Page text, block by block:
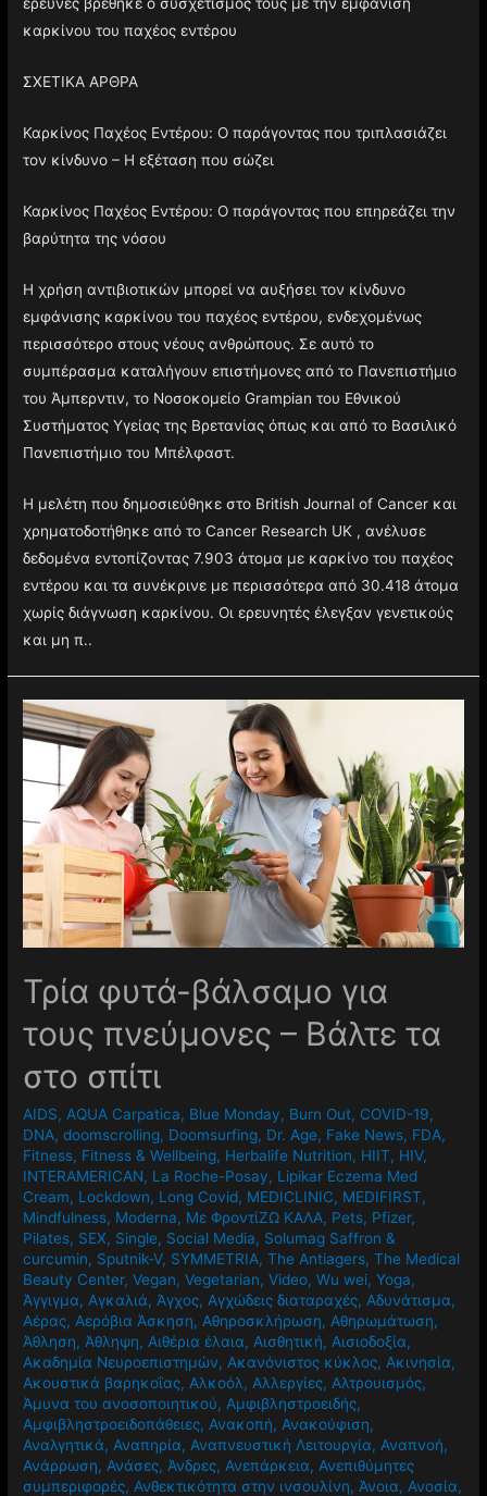
έρευνες βρέθηκε ο συσχετισμός τους με την εμφάνιση
καρκίνου του παχέος εντέρου
ΣΧΕΤΙΚΑ ΑΡΘΡΑ
Καρκίνος Παχέος Εντέρου: Ο παράγοντας που τριπλασιάζει
τον κίνδυνο – Η εξέταση που σώζει
Καρκίνος Παχέος Εντέρου: Ο παράγοντας που επηρεάζει την
βαρύτητα της νόσου
Η χρήση αντιβιοτικών μπορεί να αυξήσει τον κίνδυνο
εμφάνισης καρκίνου του παχέος εντέρου, ενδεχομένως
περισσότερο στους νέους ανθρώπους. Σε αυτό το
συμπέρασμα καταλήγουν επιστήμονες από το Πανεπιστήμιο
του Άμπερντιν, το Νοσοκομείο Grampian του Εθνικού
Συστήματος Υγείας της Βρετανίας όπως και από το Βασιλικό
Πανεπιστήμιο του Μπέλφαστ.
Η μελέτη που δημοσιεύθηκε στο British Journal of Cancer και
χρηματοδοτήθηκε από το Cancer Research UK , ανέλυσε
δεδομένα εντοπίζοντας 7.903 άτομα με καρκίνο του παχέος
εντέρου και τα συνέκρινε με περισσότερα από 30.418 άτομα
χωρίς διάγνωση καρκίνου. Οι ερευνητές έλεγξαν γενετικούς
και μη π..
Τρία φυτά-βάλσαμο για
τους πνεύμονες – Βάλτε τα
στο σπίτι
AIDS, AQUA Carpatica, Blue Monday, Burn Out, COVID-19,
DNA,doomscrolling, Doomsurfing, Dr. Age, Fake News, FDA,
Fitness, Fitness & Wellbeing, Herbalife Nutrition, HIIT, HIV,
INTERAMERICAN, La Roche-Posay, Lipikar Eczema Med
Cream, Lockdown, Long Covid, MEDICLINIC, MEDIFIRST,
Mindfulness, Moderna, Mε ΦροντίΖΩ ΚΑΛΑ, Pets, Pfizer,
Pilates, SEX, Single, Social Media, Solumag Saffron &
curcumin, Sputnik-V, SYMMETRIA,The Antiagers,The Medical
Beauty Center,Vegan,Vegetarian,Video,Wu wei,Yoga,
Άγγιγμα, Αγκαλιά, Άγχος, Αγχώδεις διαταραχές, Αδυνάτισμα,
Αέρας, Αερόβια Άσκηση, Αθηροσκλήρωση, Αθηρωμάτωση,
Άθληση, Άθληψη, Αιθέρια έλαια, Αισθητική, Αισιοδοξία,
Ακαδημία Νευροεπιστημών, Ακανόνιστος κύκλος, Ακινησία,
Ακουστικά βαρηκοΐας, Αλκοόλ, Αλλεργίες, Αλτρουισμός,
Άμυνα του ανοσοποιητικού, Αμφιβληστροειδής,
Αμφιβληστροειδοπάθειες, Ανακοπή, Ανακούφιση,
Αναλγητικά, Αναπηρία, Αναπνευστική Λειτουργία, Αναπνοή,
Ανάρρωση, Ανάσες, Άνδρες, Ανεπάρκεια, Ανεπιθύμητες
συμπεριφορές, Ανθεκτικότητα στην ινσουλίνη, Άνοια, Ανοσία,